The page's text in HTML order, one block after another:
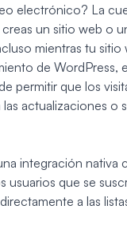
electrónico? La
un sitio web o
mientras tu sitio
de WordPress,
permitir que los
actualizaciones o
integración nativa
usuarios que se
a las